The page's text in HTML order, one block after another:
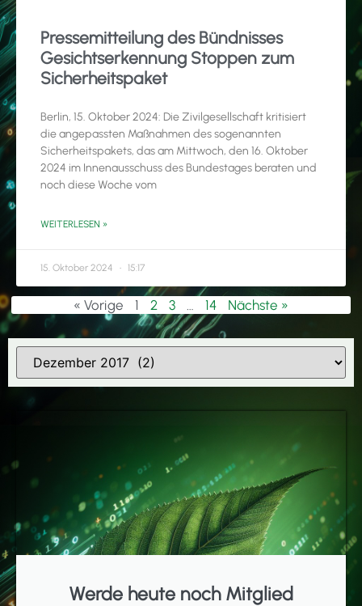
Pressemitteilung des Bündnisses
Gesichtserkennung Stoppen zum
Sicherheitspaket
Berlin, 15. Oktober 2024: Die Zivilgesellschaft kritisiert
die angepassten Maßnahmen des sogenannten
Sicherheitspakets, das am Mittwoch, den 16. Oktober
2024 im Innenausschuss des Bundestages beraten und
noch diese Woche vom
WEITERLESEN »
15. Oktober 2024 15:17
« Vorige 1 2 3 14 Nächste »
Werde heute noch Mitglied